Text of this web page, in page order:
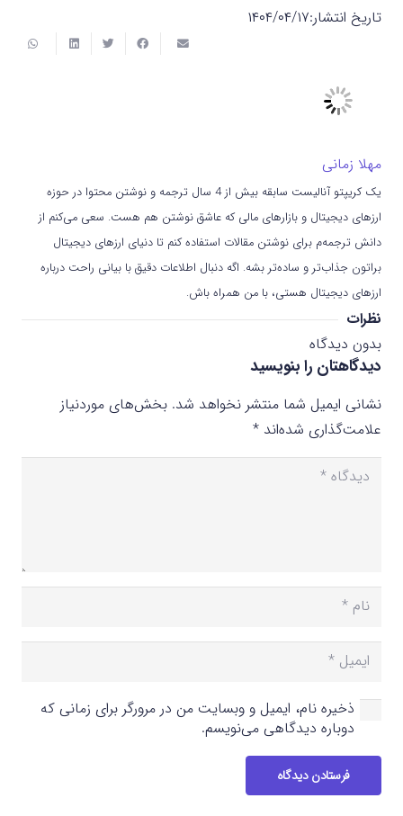
تاریخ انتشار:۱۴۰۴/۰۴/۱۷
مهلا زمانی
یک کریپتو آنالیست سابقه بیش از 4 سال ترجمه و نوشتن محتوا در حوزه
ارزهای دیجیتال و بازارهای مالی که عاشق نوشتن هم هست. سعی می‌کنم از
دانش ترجمه‌م برای نوشتن مقالات استفاده کنم تا دنیای ارزهای دیجیتال
براتون جذاب‌تر و ساده‌تر بشه. اگه دنبال اطلاعات دقیق با بیانی راحت درباره
ارزهای دیجیتال هستی، با من همراه باش.
نظرات
بدون دیدگاه
دیدگاهتان را بنویسید
نشانی ایمیل شما منتشر نخواهد شد. بخش‌های موردنیاز
علامت‌گذاری شده‌اند *
ذخیره نام، ایمیل و وبسایت من در مرورگر برای زمانی که
دوباره دیدگاهی می‌نویسم.
فرستادن دیدگاه